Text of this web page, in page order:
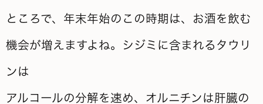
ところで、年末年始のこの時期は、お酒を飲む
機会が増えますよね。シジミに含まれるタウリ
ンは
アルコールの分解を速め、 オルニチンは肝臓の